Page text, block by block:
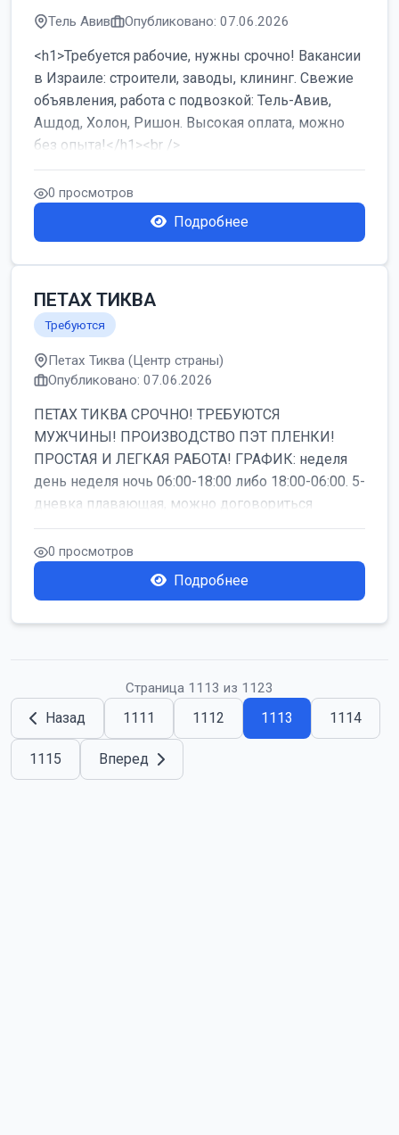
Тель Авив Опубликовано: 07.06.2026
<h1>Требуется рабочие, нужны срочно! Вакансии
в Израиле: строители, заводы, клининг. Свежие
объявления, работа с подвозкой: Тель-Авив,
Ашдод, Холон, Ришон. Высокая оплата, можно
без опыта!</h1><br />
...
0 просмотров
Подробнее
ПЕТАХ ТИКВА
Требуются
Петах Тиква (Центр страны)
Опубликовано: 07.06.2026
ПЕТАХ ТИКВА СРОЧНО! ТРЕБУЮТСЯ
МУЖЧИНЫ! ПРОИЗВОДСТВО ПЭТ ПЛЕНКИ!
ПРОСТАЯ И ЛЕГКАЯ РАБОТА! ГРАФИК: неделя
день неделя ночь 06:00-18:00 либо 18:00-06:00. 5-
дневка плавающая, можно договориться
работать б...
0 просмотров
Подробнее
Страница 1113 из 1123
Назад 1111 1112 1113 1114
1115 Вперед